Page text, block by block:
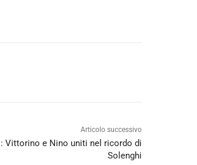
Articolo successivo
Vittorino e Nino uniti nel ricordo di
Solenghi